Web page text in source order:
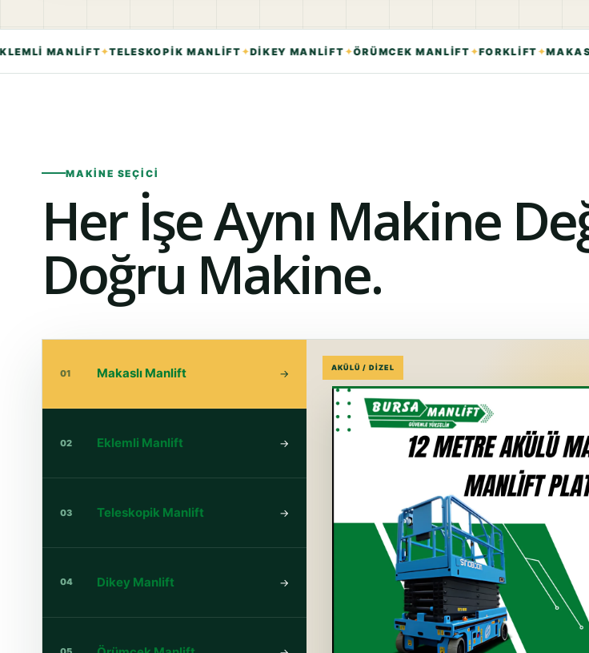
MANLİFT✦TELESKOPİK MANLİFT✦DİKEY MANLİFT✦ÖRÜMCEK MANLİFT✦FORKLİFT✦MAKASLI
MAKINE SEÇICI
Her İşe Aynı Makine
Doğru Makine.
01 Makaslı Manlift →
02 Eklemli Manlift →
03 Teleskopik Manlift →
04 Dikey Manlift →
AKÜLÜ / DİZEL